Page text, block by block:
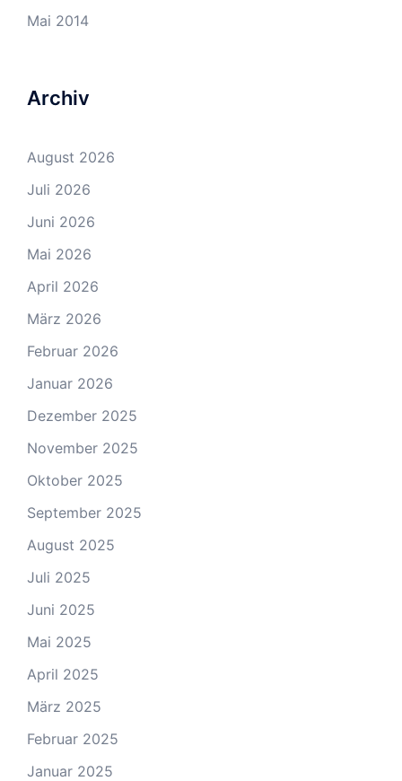
Mai 2014
Archiv
August 2026
Juli 2026
Juni 2026
Mai 2026
April 2026
März 2026
Februar 2026
Januar 2026
Dezember 2025
November 2025
Oktober 2025
September 2025
August 2025
Juli 2025
Juni 2025
Mai 2025
April 2025
März 2025
Februar 2025
Januar 2025